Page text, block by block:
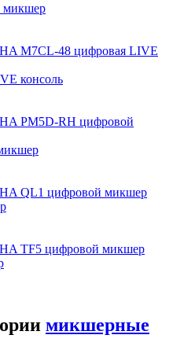
микшер
консоль
микшерные